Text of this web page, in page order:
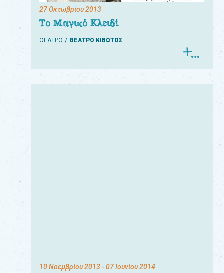
27 Οκτωβρίου 2013
Το Μαγικό Κλειδί
ΘΕΑΤΡΟ ΘΕΑΤΡΟ ΚΙΒΩΤΟΣ
10 Νοεμβρίου 2013- 07 Ιουνίου 2014